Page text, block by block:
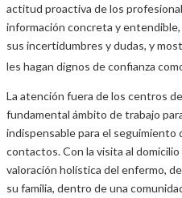
actitud proactiva de los
información concreta y
sus incertidumbres y dudas, y
les hagan dignos de confianza
La atención fuera de los centros
fundamental ámbito de trabajo
indispensable para el seguimiento
contactos. Con la visita al
valoración holística del enfermo,
su familia, dentro de una